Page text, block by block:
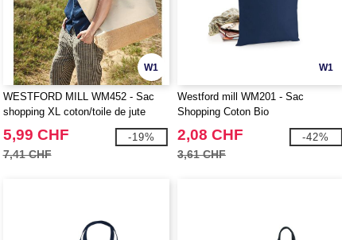
W1
WESTFORD MILL WM452 - Sac
shopping XL coton/toile de jute
5,99 CHF
7,41 CHF
-19%
W1
Westford mill WM201 - Sac
Shopping Coton Bio
2,08 CHF
3,61 CHF
-42%